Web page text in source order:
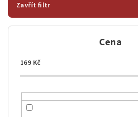
r
o
Zavřít filtr
Cena
169 Kč